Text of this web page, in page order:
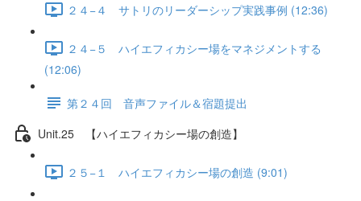
２４−４ サトリのリーダーシップ実践事例 (12:36)
２４−５ ハイエフィカシー場をマネジメントする
(12:06)
第２４回 音声ファイル＆宿題提出
Unit.25 【ハイエフィカシー場の創造】
２５−１ ハイエフィカシー場の創造 (9:01)